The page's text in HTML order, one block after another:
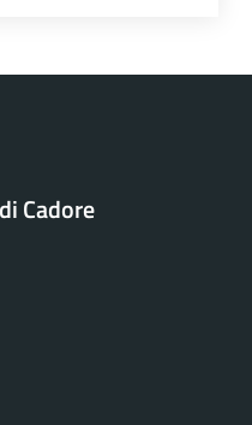
Cadore